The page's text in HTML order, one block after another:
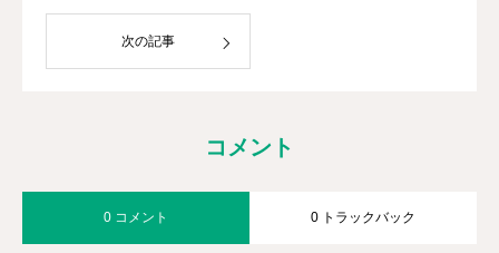
次の記事
コメント
0 コメント 0 トラックバック